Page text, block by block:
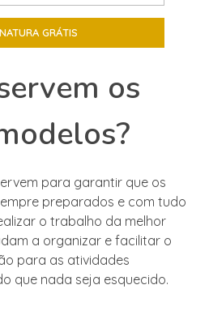
os
para garantir que os
preparados e com tudo
o trabalho da melhor
a organizar e facilitar o
para as atividades
que nada seja esquecido.